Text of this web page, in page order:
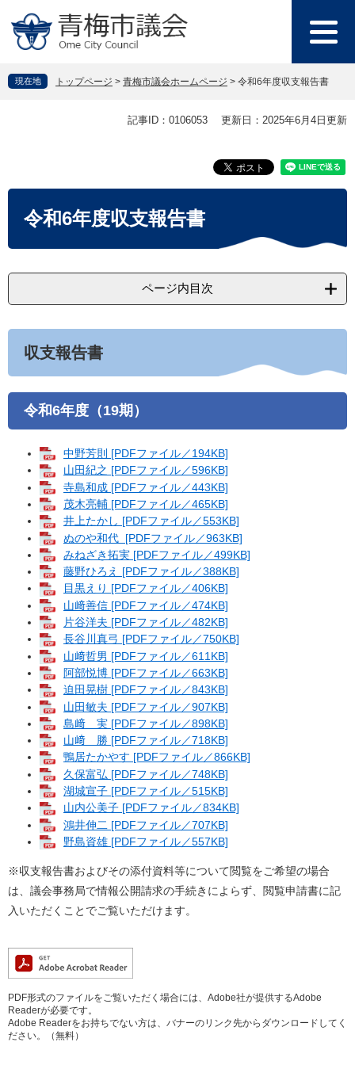
先
頭
を
飛
へ
現在地 トップページ > 青梅市議会ホームページ > 令和6年度収支報告書
記事ID：0106053 更新日：2025年6月4日更新
令和6年度収支報告書
ページ内目次
収支報告書
令和6年度（19期）
中野芳則 [PDFファイル／194KB]
山田紀之 [PDFファイル／596KB]
寺島和成 [PDFファイル／443KB]
茂木亮輔 [PDFファイル／465KB]
井上たかし [PDFファイル／553KB]
ぬのや和代 [PDFファイル／963KB]
みねざき拓実 [PDFファイル／499KB]
藤野ひろえ [PDFファイル／388KB]
目黒えり [PDFファイル／406KB]
山﨑善信 [PDFファイル／474KB]
片谷洋夫 [PDFファイル／482KB]
長谷川真弓 [PDFファイル／750KB]
山﨑哲男 [PDFファイル／611KB]
阿部悦博 [PDFファイル／663KB]
迫田晃樹 [PDFファイル／843KB]
山田敏夫 [PDFファイル／907KB]
島﨑 実 [PDFファイル／898KB]
山﨑 勝 [PDFファイル／718KB]
鴨居たかやす [PDFファイル／866KB]
久保富弘 [PDFファイル／748KB]
湖城宣子 [PDFファイル／515KB]
山内公美子 [PDFファイル／834KB]
鴻井伸二 [PDFファイル／707KB]
野島資雄 [PDFファイル／557KB]
※収支報告書およびその添付資料等について閲覧をご希望の場合
は、議会事務局で情報公開請求の手続きによらず、閲覧申請書に記
入いただくことでご覧いただけます。
PDF形式のファイルをご覧いただく場合には、Adobe社が提供するAdobe
Readerが必要です。
Adobe Readerをお持ちでない方は、バナーのリンク先からダウンロードしてく
ださい。（無料）